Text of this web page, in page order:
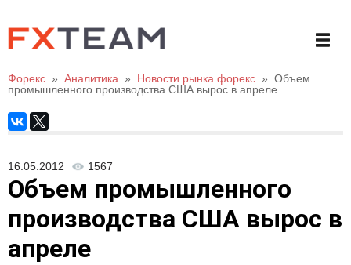
Форекс » Аналитика » Новости рынка форекс » Объем
промышленного производства США вырос в апреле
16.05.2012 1567
Объем промышленного
производства США вырос в
апреле